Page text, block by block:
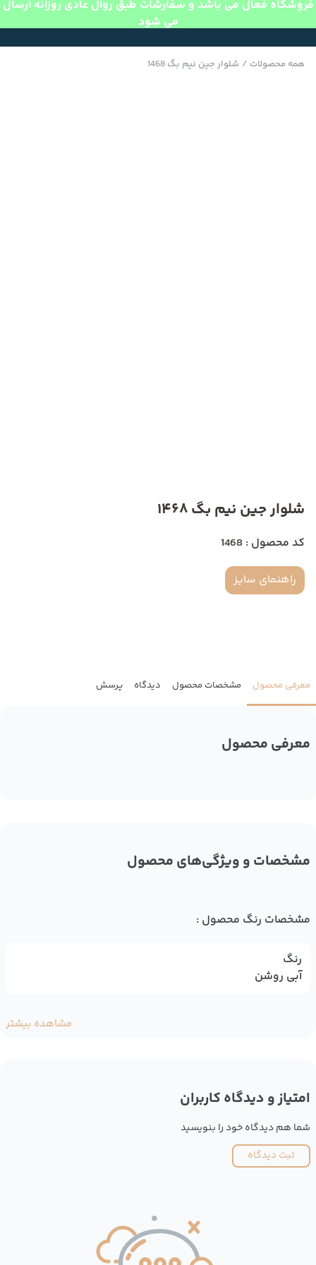
فروشگاه فعال می باشد و سفارشات طبق روال عادی روزانه ارسال
می شود
همه محصولات / شلوار جین نیم بگ 1468
شلوار جین نیم بگ 1468
کد محصول : 1468
راهنمای سایز
معرفی محصول مشخصات محصول دیدگاه پرسش
معرفی محصول
مشخصات و ویژگی‌های محصول
مشخصات رنگ محصول :
رنگ
آبی روشن
مشاهده بیشتر
امتیاز و دیدگاه کاربران
شما هم دیدگاه خود را بنویسید
ثبت دیدگاه